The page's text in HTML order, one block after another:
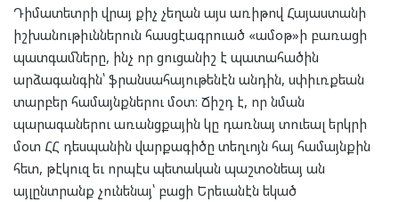
Դիմատետրի վրայ քիչ չեղան այս առիթով Հայաստանի
իշխանութիւններուն հասցէագրուած «ամօթ»ի բառացի
պատգամները, ինչ որ ցուցանիշ է պատահածին
արձագանգին՝ ֆրանսահայութենէն անդին, սփիւռքեան
տարբեր համայնքներու մօտ։ Ճիշդ է, որ նման
պարագաներու առանցքային կը դառնայ տուեալ երկրի
մօտ ՀՀ դեսպանին վարքագիծը տեղւոյն հայ համայնքին
հետ, թէկուզ եւ որպէս պետական պաշտօնեայ ան
այլընտրանք չունենայ՝ բացի Երեւանէն եկած